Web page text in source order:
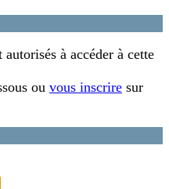
à accéder à cette
ou vous inscrire sur